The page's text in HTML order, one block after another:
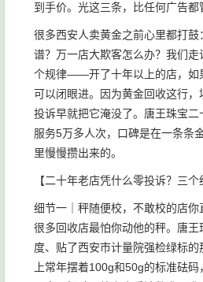
到手价。光这三条，比任何广告都
很多西安人卖黄金之前心里都打鼓
谱？万一店大欺客怎么办？我们
个规律——开了十年以上的店，如
可以闭眼进。因为黄金回收这行，
投诉早就把它淹没了。唐王珠宝
服务5万多人次，口碑是在一条条
里慢慢攒出来的。
【二十年老店凭什么零投诉？三个
细节一｜秤随便校，不敢校的店你
很多回收店最怕你动他的秤。唐
度、贴了西安市计量院强检绿标
上常年摆着100g和50g的标准砝